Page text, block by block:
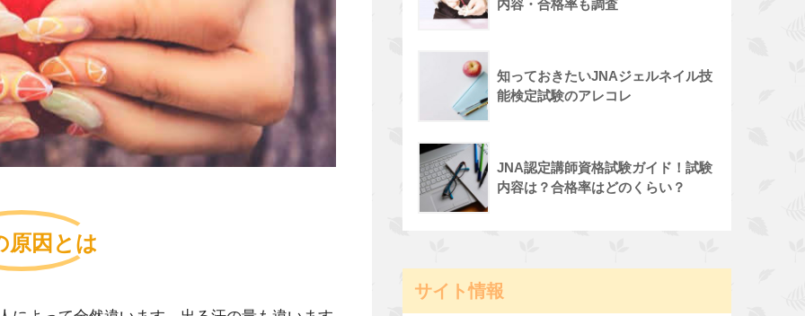
原因とは
内容・合格率も調査
知っておきたいJNAジェルネイル技
能検定試験のアレコレ
JNA認定講師資格試験ガイド！試験
内容は？合格率はどのくらい？
サイト情報